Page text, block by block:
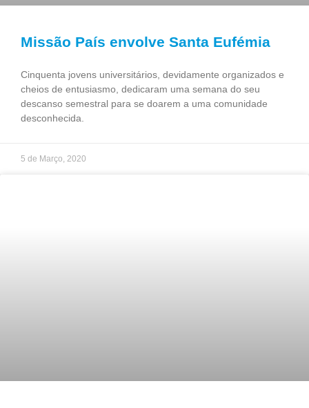
Missão País envolve Santa Eufémia
Cinquenta jovens universitários, devidamente organizados e
cheios de entusiasmo, dedicaram uma semana do seu
descanso semestral para se doarem a uma comunidade
desconhecida.
5 de Março, 2020